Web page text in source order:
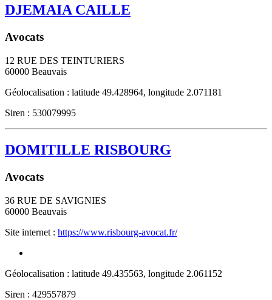
DJEMAIA CAILLE
Avocats
12 RUE DES TEINTURIERS
60000 Beauvais
Géolocalisation : latitude 49.428964, longitude 2.071181
Siren : 530079995
DOMITILLE RISBOURG
Avocats
36 RUE DE SAVIGNIES
60000 Beauvais
Site internet : https://www.risbourg-avocat.fr/
Géolocalisation : latitude 49.435563, longitude 2.061152
Siren : 429557879